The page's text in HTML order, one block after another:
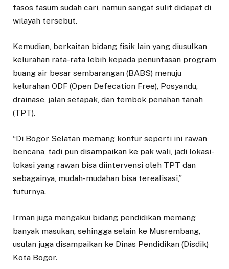
fasos fasum sudah cari, namun sangat sulit didapat di
wilayah tersebut.
Kemudian, berkaitan bidang fisik lain yang diusulkan
kelurahan rata-rata lebih kepada penuntasan program
buang air besar sembarangan (BABS) menuju
kelurahan ODF (Open Defecation Free), Posyandu,
drainase, jalan setapak, dan tembok penahan tanah
(TPT).
“Di Bogor Selatan memang kontur seperti ini rawan
bencana, tadi pun disampaikan ke pak wali, jadi lokasi-
lokasi yang rawan bisa diintervensi oleh TPT dan
sebagainya, mudah-mudahan bisa terealisasi,”
tuturnya.
Irman juga mengakui bidang pendidikan memang
banyak masukan, sehingga selain ke Musrembang,
usulan juga disampaikan ke Dinas Pendidikan (Disdik)
Kota Bogor.